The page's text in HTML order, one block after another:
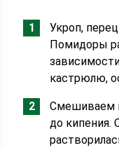
Укроп,
Помидоры
кастрюлю,
Смешиваем
до кипения.